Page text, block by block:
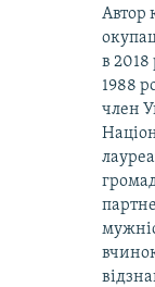
Автор
в
1988
член